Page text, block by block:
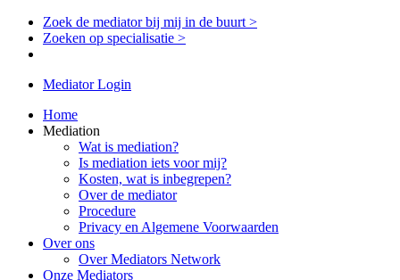
Zoek de mediator bij mij in de buurt >
Zoeken op specialisatie >
Mediator Login
Home
Mediation
Wat is mediation?
Is mediation iets voor mij?
Kosten, wat is inbegrepen?
Over de mediator
Procedure
Privacy en Algemene Voorwaarden
Over ons
Over Mediators Network
Onze Mediators